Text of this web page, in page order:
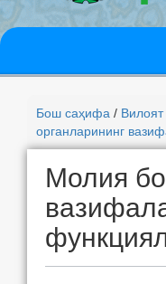
Бош саҳифа / Вилоят
органларининг
Молия